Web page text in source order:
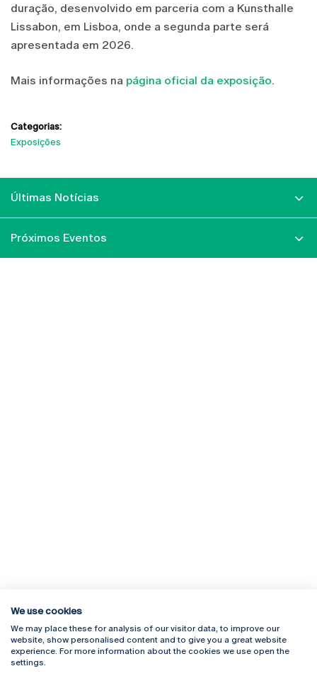
duração, desenvolvido em parceria com a Kunsthalle
Lissabon, em Lisboa, onde a segunda parte será
apresentada em 2026.
Mais informações na página oficial da exposição.
Categorias:
Exposições
Últimas Notícias
Próximos Eventos
Rua Diogo Botelho 1327
4169-005 Porto
+351 226 196 240
Campus Online
Webmail
We use cookies
We may place these for analysis of our visitor data, to improve our
website, show personalised content and to give you a great website
experience. For more information about the cookies we use open the
settings.